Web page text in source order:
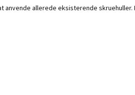
allerede eksisterende